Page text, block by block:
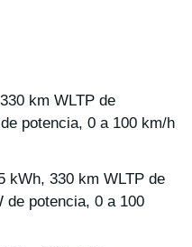
km WLTP de
potencia, 0 a 100 km/h
kWh, 330 km WLTP de
de potencia, 0 a 100